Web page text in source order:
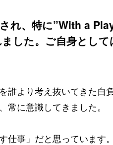
れ、特に”With a
した。ご自身とし
誰より考え抜いてきた
に意識してきました。
仕事」だと思っていま